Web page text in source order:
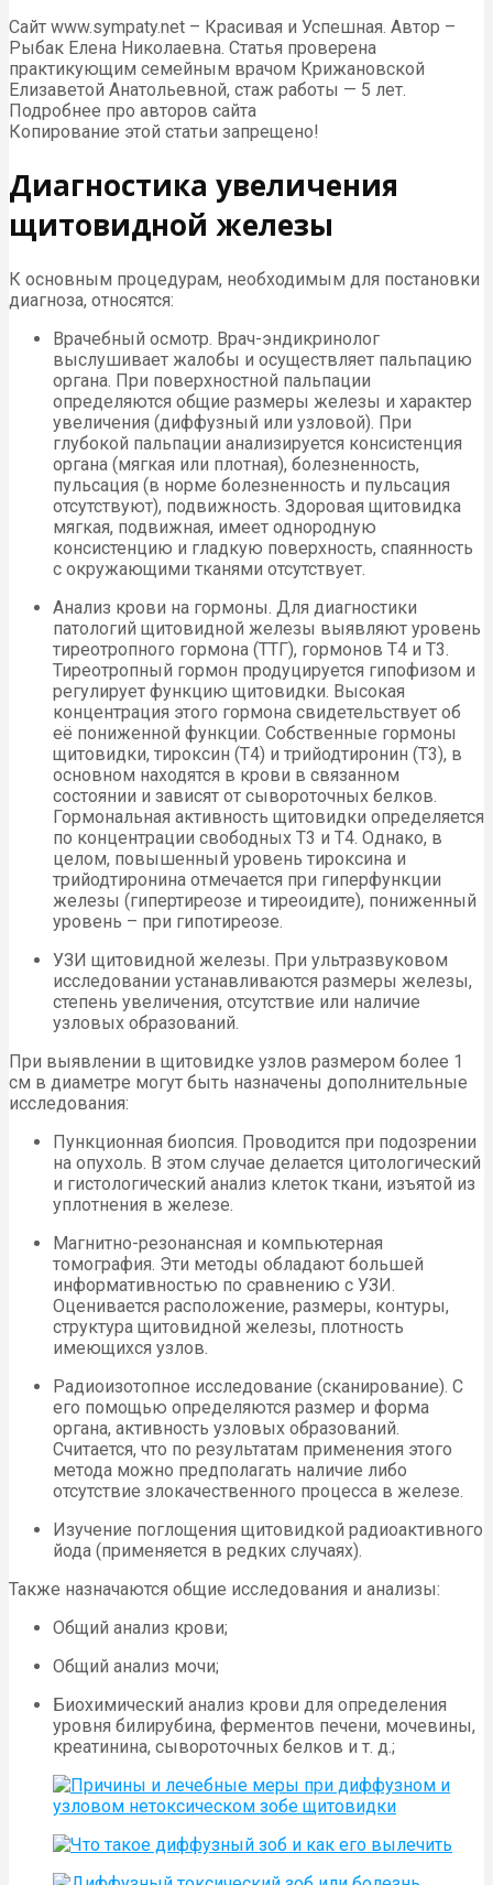
Сайт www.sympaty.net – Красивая и Успешная. Автор –
Рыбак Елена Николаевна. Статья проверена
практикующим семейным врачом Крижановской
Елизаветой Анатольевной, стаж работы — 5 лет.
Подробнее про авторов сайта
Копирование этой статьи запрещено!
Диагностика увеличения
щитовидной железы
К основным процедурам, необходимым для постановки
диагноза, относятся:
Врачебный осмотр. Врач-эндикринолог
выслушивает жалобы и осуществляет пальпацию
органа. При поверхностной пальпации
определяются общие размеры железы и характер
увеличения (диффузный или узловой). При
глубокой пальпации анализируется консистенция
органа (мягкая или плотная), болезненность,
пульсация (в норме болезненность и пульсация
отсутствуют), подвижность. Здоровая щитовидка
мягкая, подвижная, имеет однородную
консистенцию и гладкую поверхность, спаянность
с окружающими тканями отсутствует.
Анализ крови на гормоны. Для диагностики
патологий щитовидной железы выявляют уровень
тиреотропного гормона (ТТГ), гормонов Т4 и Т3.
Тиреотропный гормон продуцируется гипофизом и
регулирует функцию щитовидки. Высокая
концентрация этого гормона свидетельствует об
её пониженной функции. Собственные гормоны
щитовидки, тироксин (Т4) и трийодтиронин (Т3), в
основном находятся в крови в связанном
состоянии и зависят от сывороточных белков.
Гормональная активность щитовидки определяется
по концентрации свободных Т3 и Т4. Однако, в
целом, повышенный уровень тироксина и
трийодтиронина отмечается при гиперфункции
железы (гипертиреозе и тиреоидите), пониженный
уровень – при гипотиреозе.
УЗИ щитовидной железы. При ультразвуковом
исследовании устанавливаются размеры железы,
степень увеличения, отсутствие или наличие
узловых образований.
При выявлении в щитовидке узлов размером более 1
см в диаметре могут быть назначены дополнительные
исследования:
Пункционная биопсия. Проводится при подозрении
на опухоль. В этом случае делается цитологический
и гистологический анализ клеток ткани, изъятой из
уплотнения в железе.
Магнитно-резонансная и компьютерная
томография. Эти методы обладают большей
информативностью по сравнению с УЗИ.
Оценивается расположение, размеры, контуры,
структура щитовидной железы, плотность
имеющихся узлов.
Радиоизотопное исследование (сканирование). С
его помощью определяются размер и форма
органа, активность узловых образований.
Считается, что по результатам применения этого
метода можно предполагать наличие либо
отсутствие злокачественного процесса в железе.
Изучение поглощения щитовидкой радиоактивного
йода (применяется в редких случаях).
Также назначаются общие исследования и анализы:
Общий анализ крови;
Общий анализ мочи;
Биохимический анализ крови для определения
уровня билирубина, ферментов печени, мочевины,
креатинина, сывороточных белков и т. д.;